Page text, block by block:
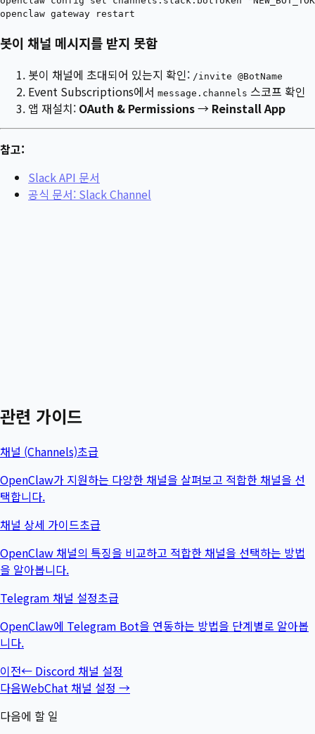
봇이 채널 메시지를 받지 못함
봇이 채널에 초대되어 있는지 확인: /invite @BotName
Event Subscriptions에서 message.channels 스코프 확인
앱 재설치: OAuth & Permissions→ Reinstall App
참고:
Slack API 문서
공식 문서: Slack Channel
관련 가이드
채널 (Channels)초급
OpenClaw가 지원하는 다양한 채널을 살펴보고 적합한 채널을 선
택합니다.
채널 상세 가이드초급
OpenClaw 채널의 특징을 비교하고 적합한 채널을 선택하는 방법
을 알아봅니다.
Telegram 채널 설정초급
OpenClaw에 Telegram Bot을 연동하는 방법을 단계별로 알아봅
니다.
이전← Discord 채널 설정
다음WebChat 채널 설정 →
다음에 할 일